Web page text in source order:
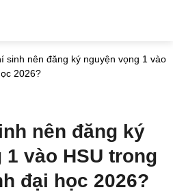
sinh nên đăng ký nguyện vọng 1 vào
2026?
nên đăng ký
vào HSU trong
đại học 2026?